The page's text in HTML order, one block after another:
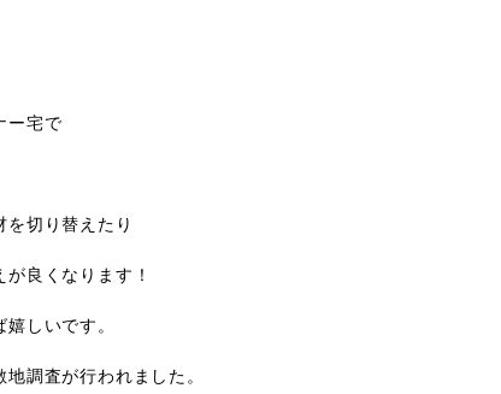
ー宅で
切り替えたり
良くなります！
しいです。
調査が行われました。